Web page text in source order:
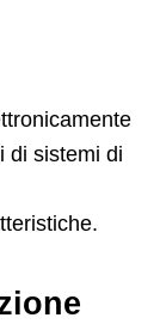
di sistemi di